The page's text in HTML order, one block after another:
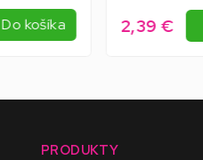
Do košíka 2,39 €
PRODUKTY